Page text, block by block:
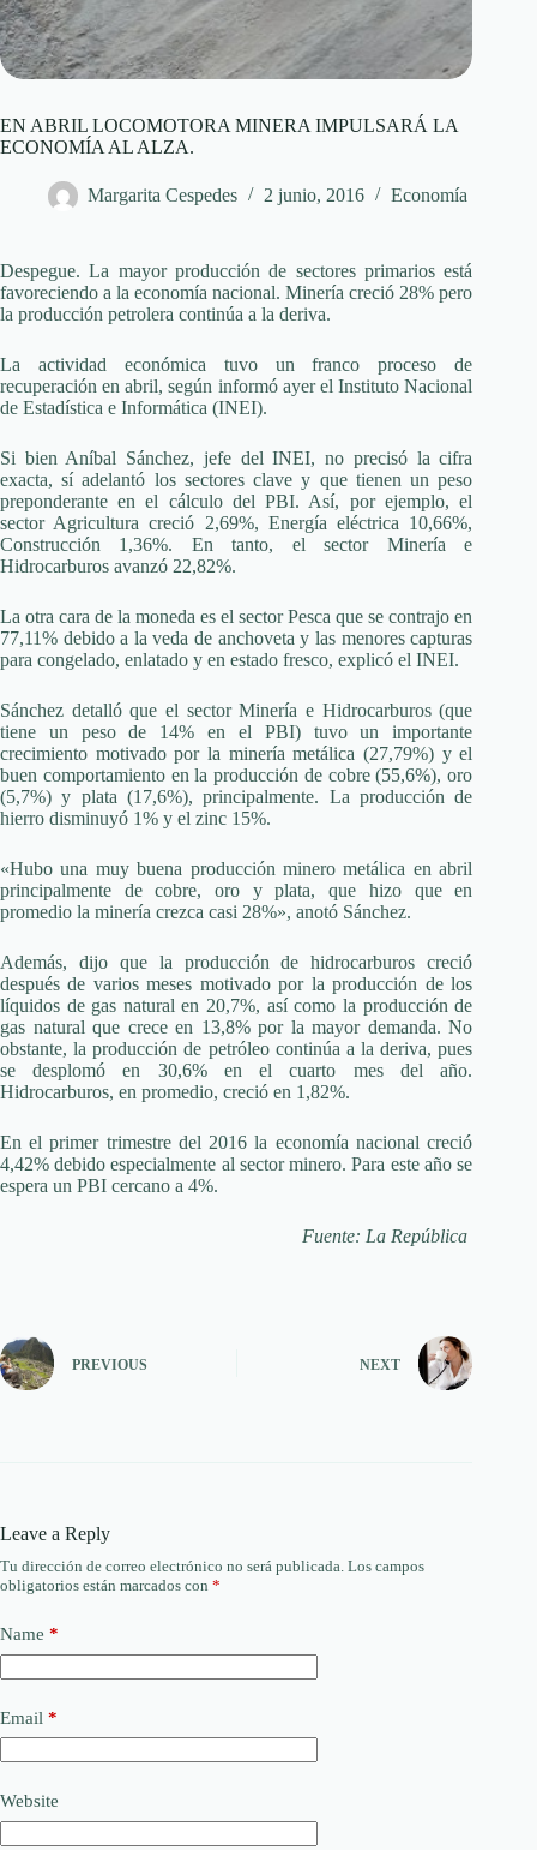
EN ABRIL LOCOMOTORA MINERA IMPULSARÁ LA
ECONOMÍA AL ALZA.
Margarita Cespedes 2 junio, 2016 Economía
Despegue. La mayor producción de sectores primarios está
favoreciendo a la economía nacional. Minería creció 28% pero
la producción petrolera continúa a la deriva.
La actividad económica tuvo un franco proceso de
recuperación en abril, según informó ayer el Instituto Nacional
de Estadística e Informática (INEI).
Si bien Aníbal Sánchez, jefe del INEI, no precisó la cifra
exacta, sí adelantó los sectores clave y que tienen un peso
preponderante en el cálculo del PBI. Así, por ejemplo, el
sector Agricultura creció 2,69%, Energía eléctrica 10,66%,
Construcción 1,36%. En tanto, el sector Minería e
Hidrocarburos avanzó 22,82%.
La otra cara de la moneda es el sector Pesca que se contrajo en
77,11% debido a la veda de anchoveta y las menores capturas
para congelado, enlatado y en estado fresco, explicó el INEI.
Sánchez detalló que el sector Minería e Hidrocarburos (que
tiene un peso de 14% en el PBI) tuvo un importante
crecimiento motivado por la minería metálica (27,79%) y el
buen comportamiento en la producción de cobre (55,6%), oro
(5,7%) y plata (17,6%), principalmente. La producción de
hierro disminuyó 1% y el zinc 15%.
«Hubo una muy buena producción minero metálica en abril
principalmente de cobre, oro y plata, que hizo que en
promedio la minería crezca casi 28%», anotó Sánchez.
Además, dijo que la producción de hidrocarburos creció
después de varios meses motivado por la producción de los
líquidos de gas natural en 20,7%, así como la producción de
gas natural que crece en 13,8% por la mayor demanda. No
obstante, la producción de petróleo continúa a la deriva, pues
se desplomó en 30,6% en el cuarto mes del año.
Hidrocarburos, en promedio, creció en 1,82%.
En el primer trimestre del 2016 la economía nacional creció
4,42% debido especialmente al sector minero. Para este año se
espera un PBI cercano a 4%.
Fuente: La República
PREVIOUS NEXT
Leave a Reply
Tu dirección de correo electrónico no será publicada. Los campos
obligatorios están marcados con *
Name *
Email *
Website